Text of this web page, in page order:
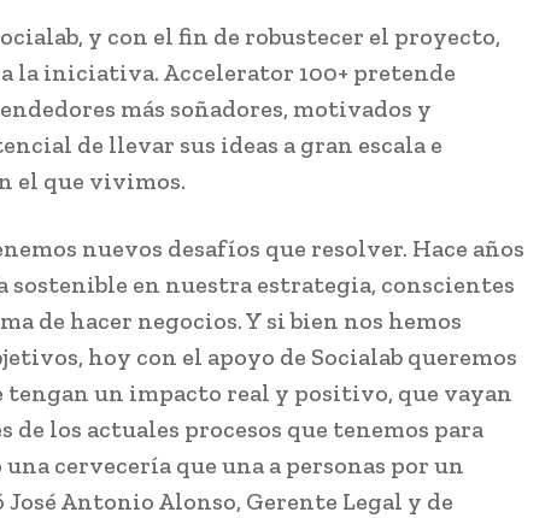
y con el fin de robustecer el proyecto,
la iniciativa. Accelerator 100+ pretende
más soñadores, motivados y
de llevar sus ideas a gran escala e
el que vivimos.
nuevos desafíos que resolver. Hace años
sostenible en nuestra estrategia, conscientes
de hacer negocios. Y si bien nos hemos
hoy con el apoyo de Socialab queremos
un impacto real y positivo, que vayan
de los actuales procesos que tenemos para
cervecería que una a personas por un
José Antonio Alonso, Gerente Legal y de